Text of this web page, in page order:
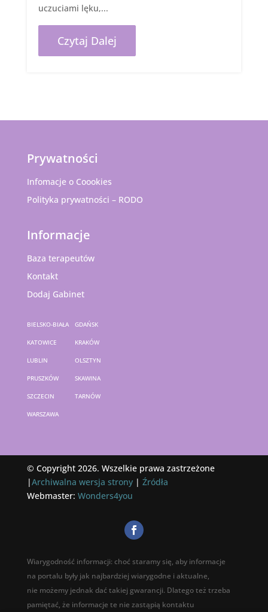
uczuciami lęku,...
Czytaj Dalej
Prywatności
Infomacje o Coookies
Polityka prywatności – RODO
Informacje
Baza terapeutów
Kontakt
Dodaj Gabinet
BIELSKO-BIAŁA GDAŃSK
KATOWICE KRAKÓW
LUBLIN OLSZTYN
PRUSZKÓW SKAWINA
SZCZECIN TARNÓW
WARSZAWA
© Copyright 2026. Wszelkie prawa zastrzeżone
|Archiwalna wersja strony| Źródła
Webmaster: Wonders4you
Wiarygodność informacji: choć staramy się, aby informacje
na portalu były jak najbardziej wiarygodne i aktualne,
nie możemy jednak dać takiej gwarancji. Dlatego też trzeba
pamiętać, że informacje te nie zastąpią kontaktu